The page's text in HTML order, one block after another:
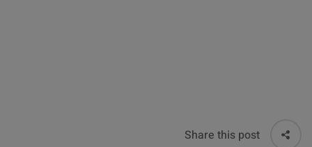
Share this post